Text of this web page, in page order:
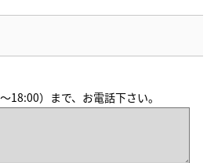
～18:00）まで、お電話下さい。